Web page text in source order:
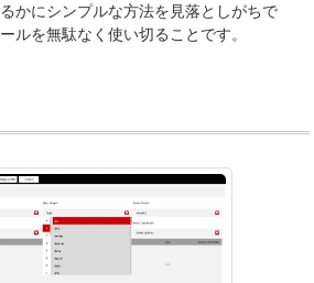
かにシンプルな方法を見落としがちで
ルを無駄なく使い切ることです。